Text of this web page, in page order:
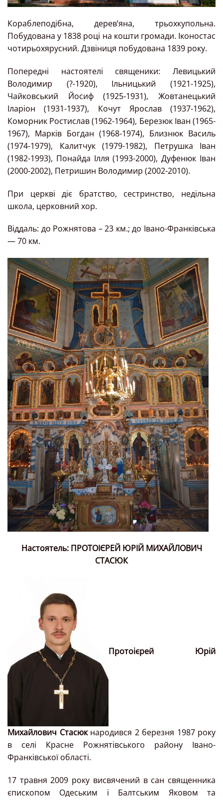
Кораблеподібна, дерев’яна, трьохкупольна.
Побудована у 1838 році на кошти громади. Іконостас
чотирьохярусний. Дзвіниця побудована 1839 року.
Попередні настоятелі священики: Левицький
Володимир (?-1920), Ільницький (1921-1925),
Чайковський Йосиф (1925-1931), Жовтанецький
Іларіон (1931-1937), Кочут Ярослав (1937-1962),
Коморник Ростислав (1962-1964), Березюк Іван (1965-
1967), Марків Богдан (1968-1974), Близнюк Василь
(1974-1979), Калитчук (1979-1982), Петрушка Іван
(1982-1993), Понайда Ілля (1993-2000), Дуфенюк Іван
(2000-2002), Петришин Володимир (2002-2010).
При церкві діє братство, сестринство, недільна
школа, церковний хор.
Віддаль: до Рожнятова – 23 км.; до Івано-Франківська
— 70 км.
Настоятель: ПРОТОІЄРЕЙ ЮРІЙ МИХАЙЛОВИЧ
СТАСЮК
Протоієрей Юрій
Михайлович Стасюкнародився 2 березня 1987 року
в селі Красне Рожнятівського району Івано-
Франківської області.
17 травня 2009 року висвячений в сан священника
єпископом Одеським і Балтським Яковом та